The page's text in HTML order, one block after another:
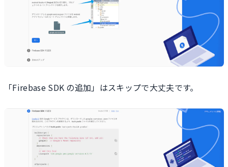
「Firebase SDK の追加」はスキップで大丈夫です。